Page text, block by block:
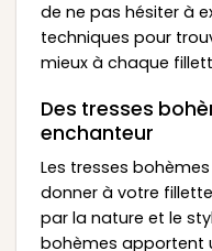
de ne pas hésiter à
techniques pour
mieux à chaque
Des tresses
enchanteur
Les tresses
donner à votre
par la nature et le
bohèmes apportent